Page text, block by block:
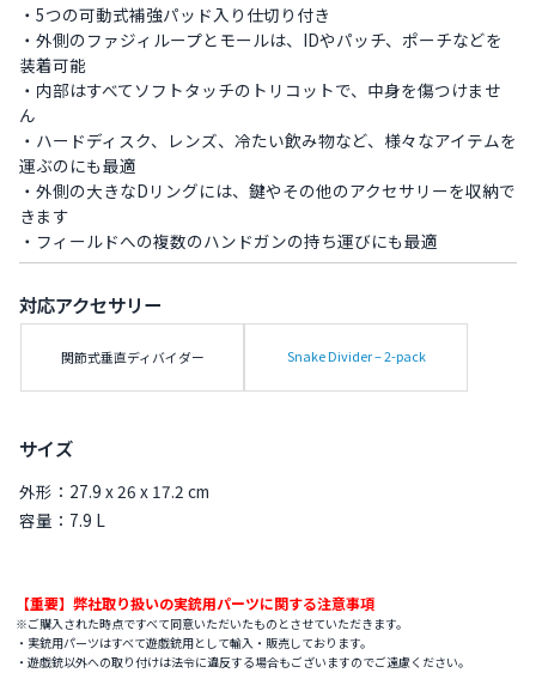
・5つの可動式補強パッド入り仕切り付き
・外側のファジィループとモールは、IDやパッチ、ポーチなどを
装着可能
・内部はすべてソフトタッチのトリコットで、中身を傷つけませ
ん
・ハードディスク、レンズ、冷たい飲み物など、様々なアイテムを
運ぶのにも最適
・外側の大きなDリングには、鍵やその他のアクセサリーを収納で
きます
・フィールドへの複数のハンドガンの持ち運びにも最適
対応アクセサリー
関節式垂直ディバイダー Snake Divider – 2-pack
サイズ
外形：27.9 x 26 x 17.2 cm
容量：7.9 L
【重要】弊社取り扱いの実銃用パーツに関する注意事項
※ご購入された時点ですべて同意いただいたものとさせていただきます。
・実銃用パーツはすべて遊戯銃用として輸入・販売しております。
・遊戯銃以外への取り付けは法令に違反する場合もございますのでご遠慮ください。